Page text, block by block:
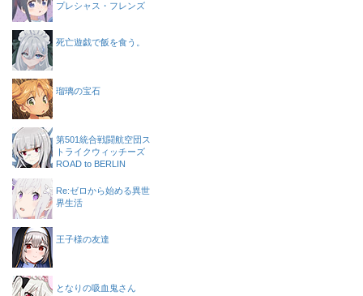
プレシャス・フレンズ
死亡遊戯で飯を食う。
瑠璃の宝石
第501統合戦闘航空団ス
トライクウィッチーズ
ROAD to BERLIN
Re:ゼロから始める異世
界生活
王子様の友達
となりの吸血鬼さん